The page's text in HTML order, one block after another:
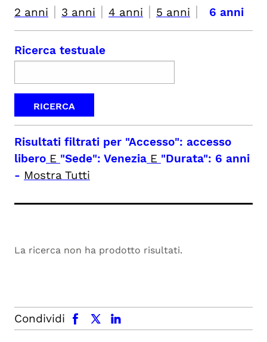
2 anni | 3 anni | 4 anni | 5 anni | 6 anni
Ricerca testuale
Risultati filtrati per "Accesso": accesso
libero E "Sede": Venezia E "Durata": 6 anni
- Mostra Tutti
La ricerca non ha prodotto risultati.
Condividi
facebook x.com linkedin